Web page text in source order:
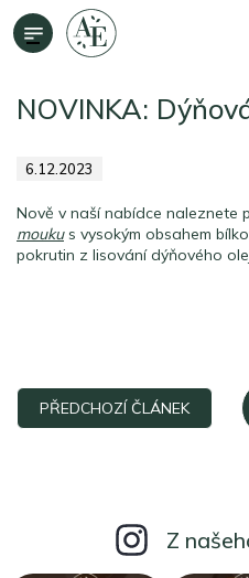
Přejít
na
NOVINKA:
6.12.2023
Nově v naší nabídce naleznete
moukus vysokým obsahem
pokrutin z lisování dýňového
PŘEDCHOZÍ ČLÁNEK
Z